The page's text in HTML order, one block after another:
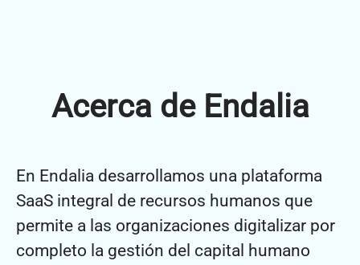
Acerca de Endalia
En Endalia desarrollamos una plataforma
SaaS integral de recursos humanos que
permite a las organizaciones digitalizar por
completo la gestión del capital humano